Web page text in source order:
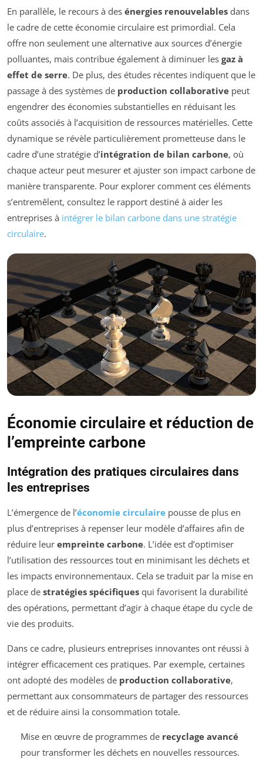
En parallèle, le recours à des énergies renouvelables dans
le cadre de cette économie circulaire est primordial. Cela
offre non seulement une alternative aux sources d’énergie
polluantes, mais contribue également à diminuer les gaz à
effet de serre. De plus, des études récentes indiquent que le
passage à des systèmes de production collaborative peut
engendrer des économies substantielles en réduisant les
coûts associés à l’acquisition de ressources matérielles. Cette
dynamique se révèle particulièrement prometteuse dans le
cadre d’une stratégie d’intégration de bilan carbone, où
chaque acteur peut mesurer et ajuster son impact carbone de
manière transparente. Pour explorer comment ces éléments
s’entremêlent, consultez le rapport destiné à aider les
entreprises à intégrer le bilan carbone dans une stratégie
circulaire.
Économie circulaire et réduction de
l’empreinte carbone
Intégration des pratiques circulaires dans
les entreprises
L’émergence de l’économie circulaire pousse de plus en
plus d’entreprises à repenser leur modèle d’affaires afin de
réduire leur empreinte carbone. L’idée est d’optimiser
l’utilisation des ressources tout en minimisant les déchets et
les impacts environnementaux. Cela se traduit par la mise en
place de stratégies spécifiques qui favorisent la durabilité
des opérations, permettant d’agir à chaque étape du cycle de
vie des produits.
Dans ce cadre, plusieurs entreprises innovantes ont réussi à
intégrer efficacement ces pratiques. Par exemple, certaines
ont adopté des modèles de production collaborative,
permettant aux consommateurs de partager des ressources
et de réduire ainsi la consommation totale.
Mise en œuvre de programmes de recyclage avancé
pour transformer les déchets en nouvelles ressources.